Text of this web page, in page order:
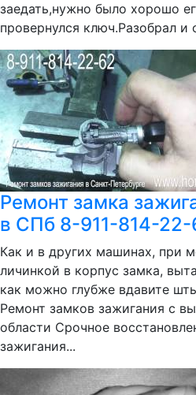
заедать,нужно было хорошо
провернулся ключ.Разобрал и
Ремонт замка
в СПб 8-911-814-22-
Как и в других машинах, при
личинкой в корпус замка,
как можно глубже вдавите
Ремонт замков зажигания с
области Срочное
зажигания...